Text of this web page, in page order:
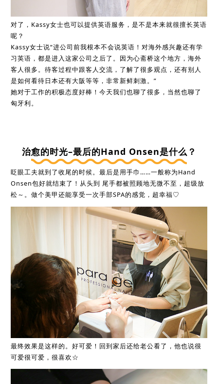
对了，Kassy女士也可以提供英语服务，是不是本来就很擅长英语
呢？
Kassy女士说“进公司前我根本不会说英语！对海外感兴趣还有学
习英语，都是进入这家公司之后了。因为心斋桥这个地方，海外
客人很多。待客过程中跟客人交流，了解了很多观点，还有别人
是如何看待日本还有大阪等等，非常新鲜刺激。”
她对于工作的积极态度好棒！今天我们也聊了很多，当然也聊了
匈牙利。
治愈的时光–最后的Hand Onsen是什么？
眨眼工夫就到了收尾的时候。最后是用手巾……一般称为Hand
Onsen包好就结束了！从头到 尾手都被照顾地无微不至，超级放
松～。做个美甲还能享受一次手部SPA的感觉，超幸福♡
最终效果是这样的。好可爱！回到家后还给老公看了，他也说很
可爱很可爱，很喜欢☆